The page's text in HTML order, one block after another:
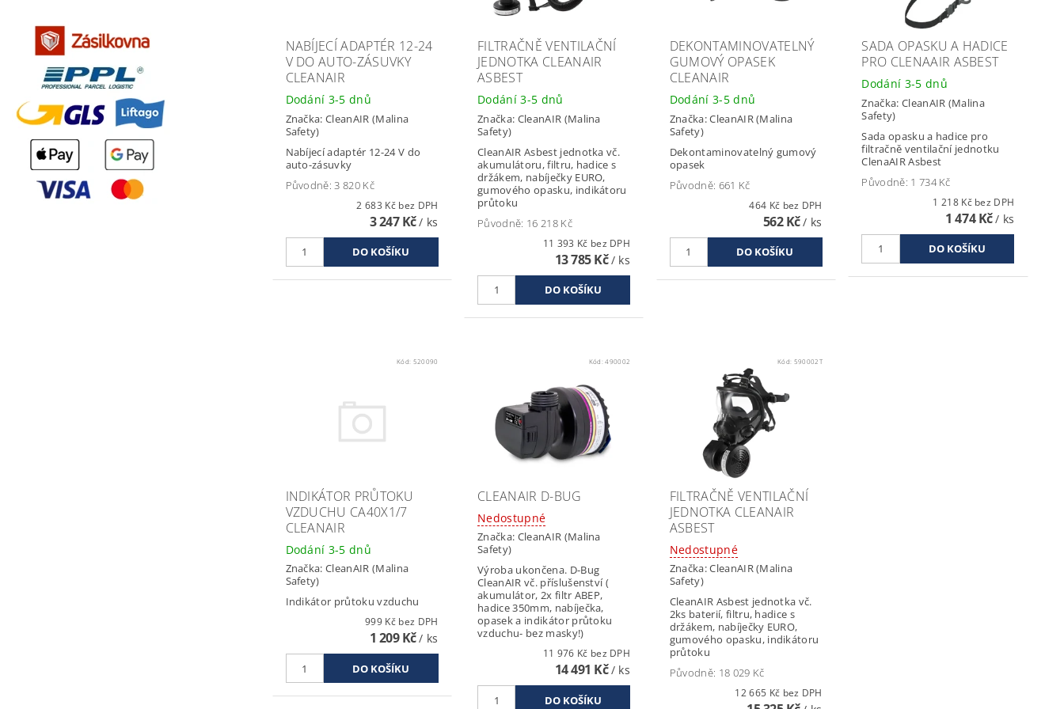
NABÍJECÍ ADAPTÉR 12-24
V DO AUTO-ZÁSUVKY
CLEANAIR
Dodání 3-5 dnů
Značka:CleanAIR (Malina
Safety)
Nabíjecí adaptér 12-24 V do
auto-zásuvky
Původně: 3 820 Kč
2 683 Kč bez DPH
3 247 Kč/ ks
FILTRAČNĚ VENTILAČNÍ
JEDNOTKA CLEANAIR
ASBEST
Dodání 3-5 dnů
Značka: CleanAIR (Malina
Safety)
CleanAIR Asbest jednotka vč.
akumulátoru, filtru, hadice s
držákem, nabíječky EURO,
gumového opasku, indikátoru
průtoku
Původně: 16 218 Kč
11 393 Kč bez DPH
13 785 Kč/ ks
DEKONTAMINOVATELNÝ
GUMOVÝ OPASEK
CLEANAIR
Dodání 3-5 dnů
Značka:CleanAIR (Malina
Safety)
Dekontaminovatelný gumový
opasek
Původně: 661 Kč
464 Kč bez DPH
562 Kč/ ks
SADA OPASKU A HADICE
PRO CLENAAIR ASBEST
Dodání 3-5 dnů
Značka: CleanAIR (Malina
Safety)
Sada opasku a hadice pro
filtračně ventilační jednotku
ClenaAIR Asbest
Původně: 1 734 Kč
1 218 Kč bez DPH
1 474 Kč/ ks
Kód: 520090
INDIKÁTOR PRŮTOKU
VZDUCHU CA40X1/7
CLEANAIR
Dodání 3-5 dnů
Značka:CleanAIR (Malina
Safety)
Indikátor průtoku vzduchu
999 Kč bez DPH
1 209 Kč/ ks
Kód:490002
CLEANAIR D-BUG
Nedostupné
Značka: CleanAIR (Malina
Safety)
Výroba ukončena. D-Bug
CleanAIR vč. příslušenství (
akumulátor, 2x filtr ABEP,
hadice 350mm, nabíječka,
opasek a indikátor průtoku
vzduchu- bez masky!)
11 976 Kč bez DPH
14 491 Kč/ ks
Kód: 590002T
FILTRAČNĚ VENTILAČNÍ
JEDNOTKA CLEANAIR
ASBEST
Nedostupné
Značka:CleanAIR (Malina
Safety)
CleanAIR Asbest jednotka vč.
2ks baterií, filtru, hadice s
držákem, nabíječky EURO,
gumového opasku, indikátoru
průtoku
Původně: 18 029 Kč
12 665 Kč bez DPH